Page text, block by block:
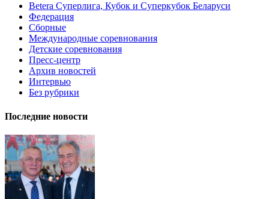
Betera Суперлига, Кубок и Суперкубок Беларуси
Федерация
Сборные
Международные соревнования
Детские соревнования
Пресс-центр
Архив новостей
Интервью
Без рубрики
Последние новости